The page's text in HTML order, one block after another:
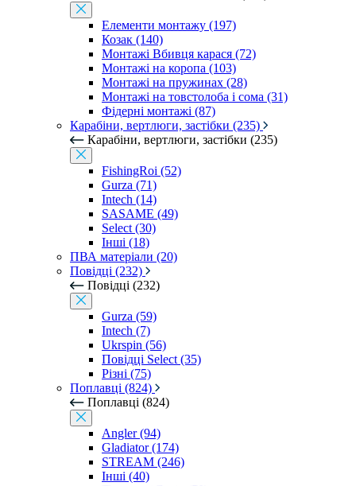
Елементи монтажу (197)
Козак (140)
Монтажі Вбивця карася (72)
Монтажі на коропа (103)
Монтажі на пружинах (28)
Монтажі на товстолоба і сома (31)
Фідерні монтажі (87)
Карабіни, вертлюги, застібки (235)
Карабіни, вертлюги, застібки (235)
FishingRoi (52)
Gurza (71)
Intech (14)
SASAME (49)
Select (30)
Інші (18)
ПВА матеріали (20)
Повідці (232)
Повідці (232)
Gurza (59)
Intech (7)
Ukrspin (56)
Повідці Select (35)
Різні (75)
Поплавці (824)
Поплавці (824)
Angler (94)
Gladiator (174)
STREAM (246)
Інші (40)